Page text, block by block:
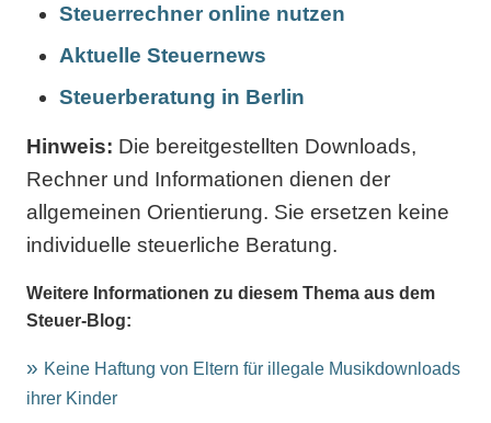
Steuerrechner online nutzen
Aktuelle Steuernews
Steuerberatung in Berlin
Hinweis: Die bereitgestellten Downloads,
Rechner und Informationen dienen der
allgemeinen Orientierung. Sie ersetzen keine
individuelle steuerliche Beratung.
Weitere Informationen zu diesem Thema aus dem
Steuer-Blog:
Keine Haftung von Eltern für illegale Musikdownloads
ihrer Kinder